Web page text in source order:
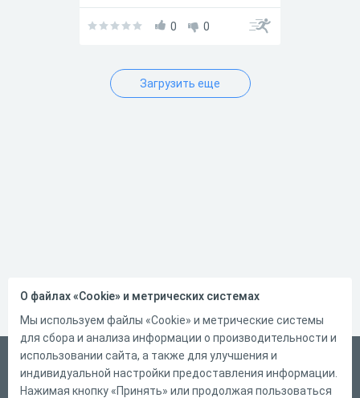
0 0
Загрузить еще
Русский
Справка
О файлах «Cookie» и метрических системах
Мы используем файлы «Cookie» и метрические системы
для сбора и анализа информации о производительности и
использовании сайта, а также для улучшения и
индивидуальной настройки предоставления информации.
Нажимая кнопку «Принять» или продолжая пользоваться